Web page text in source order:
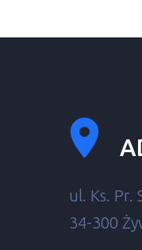
ul. Ks. Pr.
34-300